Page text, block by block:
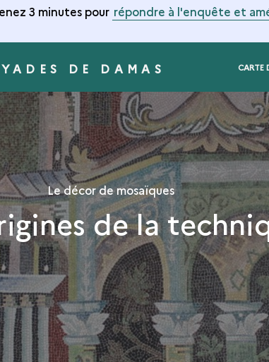
3 minutes pour répondre à l'enquête et
DE DAMAS CARTE
Le décor de mosaïques
de la